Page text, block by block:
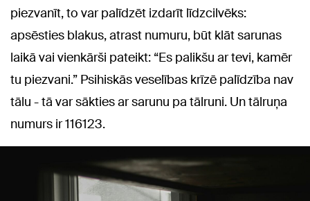
piezvanīt, to var palīdzēt izdarīt līdzcilvēks:
apsēsties blakus, atrast numuru, būt klāt sarunas
laikā vai vienkārši pateikt: “Es palikšu ar tevi, kamēr
tu piezvani.” Psihiskās veselības krīzē palīdzība nav
tālu - tā var sākties ar sarunu pa tālruni. Un tālruņa
numurs ir 116123.